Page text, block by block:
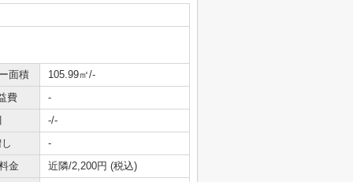
面積
105.99㎡/-
費
-
-/-
-
金
近隣/2,200円 (税込)